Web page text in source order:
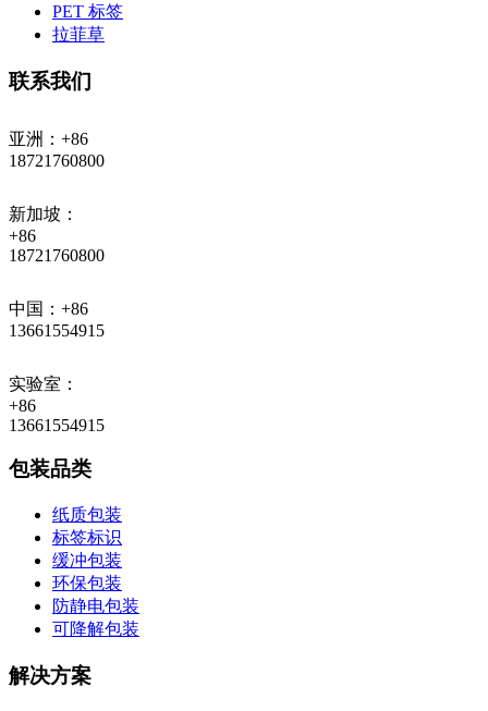
PET 标签
拉菲草
联系我们
亚洲：+86
18721760800
新加坡：
+86
18721760800
中国：+86
13661554915
实验室：
+86
13661554915
包装品类
纸质包装
标签标识
缓冲包装
环保包装
防静电包装
可降解包装
解决方案